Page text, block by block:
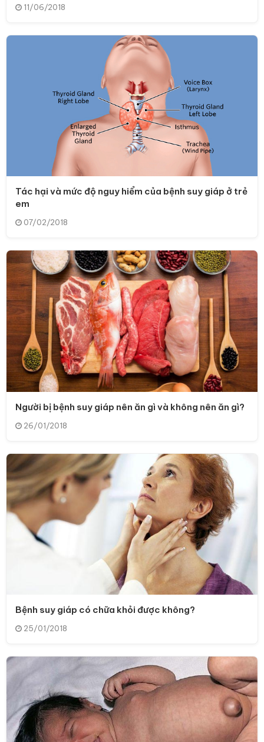
11/06/2018
Tác hại và mức độ nguy hiểm của bệnh suy giáp ở trẻ
em
07/02/2018
Người bị bệnh suy giáp nên ăn gì và không nên ăn gì?
26/01/2018
Bệnh suy giáp có chữa khỏi được không?
25/01/2018